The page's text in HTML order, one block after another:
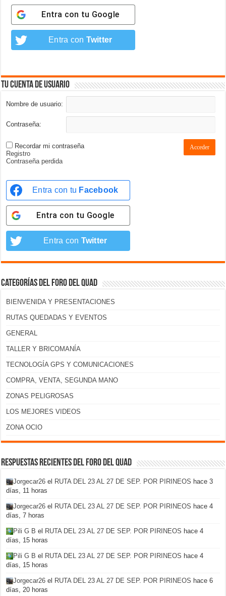
Entra con tu Google
Entra con Twitter
Tu cuenta de usuario
Nombre de usuario:
Contraseña:
Recordar mi contraseña Acceder
Registro
Contraseña perdida
Entra con tu Facebook
Entra con tu Google
Entra con Twitter
Categorías del foro del Quad
BIENVENIDA Y PRESENTACIONES
RUTAS QUEDADAS Y EVENTOS
GENERAL
TALLER Y BRICOMANÍA
TECNOLOGÍA GPS Y COMUNICACIONES
COMPRA, VENTA, SEGUNDA MANO
ZONAS PELIGROSAS
LOS MEJORES VIDEOS
ZONA OCIO
Respuestas recientes del foro del Quad
Jorgecar26 el RUTA DEL 23 AL 27 DE SEP. POR PIRINEOS hace 3
días, 11 horas
Jorgecar26 el RUTA DEL 23 AL 27 DE SEP. POR PIRINEOS hace 4
días, 7 horas
Pili G B el RUTA DEL 23 AL 27 DE SEP. POR PIRINEOS hace 4
días, 15 horas
Pili G B el RUTA DEL 23 AL 27 DE SEP. POR PIRINEOS hace 4
días, 15 horas
Jorgecar26 el RUTA DEL 23 AL 27 DE SEP. POR PIRINEOS hace 6
días, 20 horas